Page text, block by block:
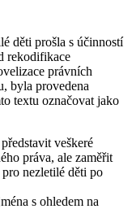
děti prošla s účinností
rekodifikace
právních
byla provedena
textu označovat jako
veškeré
práva, ale zaměřit
nezletilé děti po
s ohledem na